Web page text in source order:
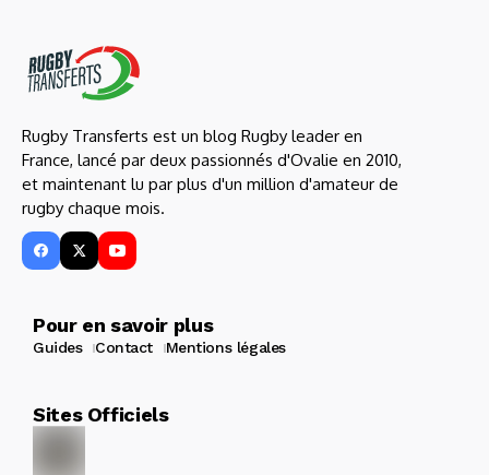
Rugby Transferts est un blog Rugby leader en
France, lancé par deux passionnés d'Ovalie en 2010,
et maintenant lu par plus d'un million d'amateur de
rugby chaque mois.
Pour en savoir plus
Guides Contact Mentions légales
Sites Officiels